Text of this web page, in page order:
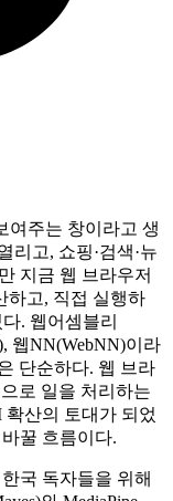
여주는 창이라고 생
리고, 쇼핑·검색·뉴
지금 웹 브라우저
하고, 직접 실행하
. 웹어셈블리
웹NN(WebNN)이라
단순하다. 웹 브라
로 일을 처리하는
산의 토대가 되었
꿀 흐름이다.
국 독자들을 위해